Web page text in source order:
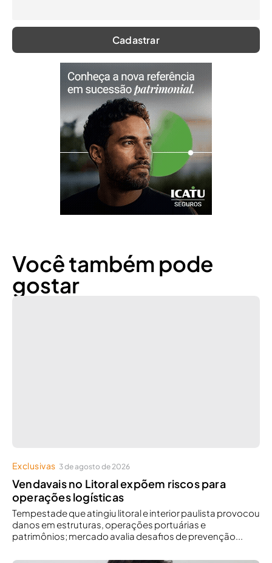
Você também pode
gostar
Exclusivas 3 de agosto de 2026
Vendavais no Litoral expõem riscos para
operações logísticas
Tempestade que atingiu litoral e interior paulista provocou
danos em estruturas, operações portuárias e
patrimônios; mercado avalia desafios de prevenção...